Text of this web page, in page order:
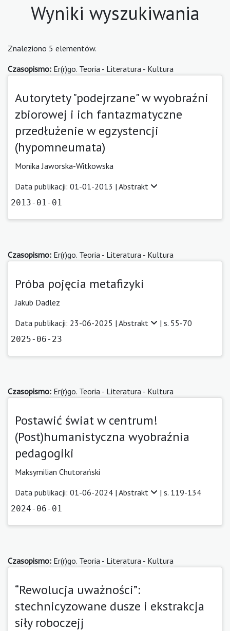
Wyniki wyszukiwania
Znaleziono 5 elementów.
Czasopismo: Er(r)go. Teoria - Literatura - Kultura
Autorytety "podejrzane" w wyobraźni
zbiorowej i ich fantazmatyczne
przedłużenie w egzystencji
(hypomneumata)
Monika Jaworska-Witkowska
Data publikacji: 01-01-2013 | Abstrakt
2013-01-01
Czasopismo: Er(r)go. Teoria - Literatura - Kultura
Próba pojęcia metafizyki
Jakub Dadlez
Data publikacji: 23-06-2025 | Abstrakt | s. 55-70
2025-06-23
Czasopismo: Er(r)go. Teoria - Literatura - Kultura
Postawić świat w centrum!
(Post)humanistyczna wyobraźnia
pedagogiki
Maksymilian Chutorański
Data publikacji: 01-06-2024 | Abstrakt | s. 119-134
2024-06-01
Czasopismo: Er(r)go. Teoria - Literatura - Kultura
“Rewolucja uważności”:
stechnicyzowane dusze i ekstrakcja
siły roboczejj